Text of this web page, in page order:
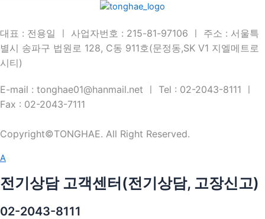
대표 : 전용일 ㅣ 사업자번호 : 215-81-97106 ㅣ 주소 : 서울특
별시 송파구 법원로 128, C동 911호(문정동,SK V1 지엘메트로
시티)
E-mail : tonghae01@hanmail.net ㅣ Tel : 02-2043-8111 ㅣ
Fax : 02-2043-7111
Copyright©TONGHAE. All Right Reserved.
A
전기상담 고객센터(전기상담, 고장신고)
02-2043-8111